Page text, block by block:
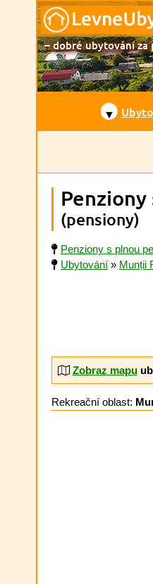
– dobré ubytování za
▼
(pensiony)
Penziony s plnou
Ubytování » Munții
Zobraz mapu
Rekreační oblast: